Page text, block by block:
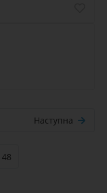
Наступна
48